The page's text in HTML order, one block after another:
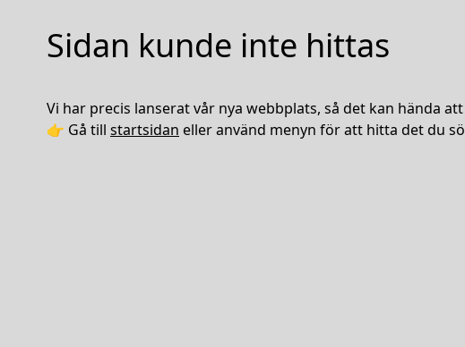
Sidan kunde inte hittas
Vi har precis lanserat vår nya webbplats, så det kan hända
👉 Gå till startsidan eller använd menyn för att hitta det du